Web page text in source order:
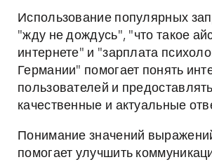
Использование популярных
"жду не дождусь", "что такое
интернете" и "зарплата
Германии" помогает понять
пользователей и
качественные и актуальные
Понимание значений
помогает улучшить